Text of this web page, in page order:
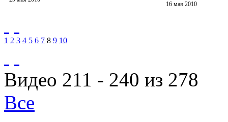
16 мая 2010
1 2 3 4 5 6 7 8 9 10
Видео 211 - 240 из 278
Все